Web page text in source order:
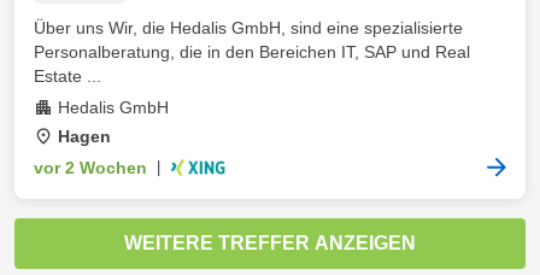
Über uns Wir, die Hedalis GmbH, sind eine spezialisierte
Personalberatung, die in den Bereichen IT, SAP und Real
Estate ...
Hedalis GmbH
Hagen
vor 2 Wochen
WEITERE TREFFER ANZEIGEN